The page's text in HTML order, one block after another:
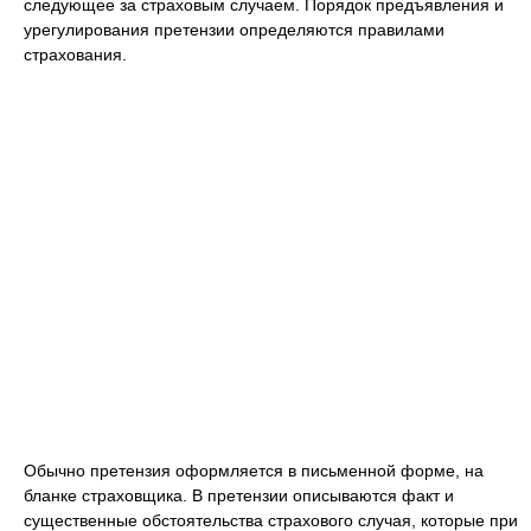
следующее за страховым случаем. Порядок предъявления и
урегулирования претензии определяются правилами
страхования.
Обычно претензия оформляется в письменной форме, на
бланке страховщика. В претензии описываются факт и
существенные обстоятельства страхового случая, которые при